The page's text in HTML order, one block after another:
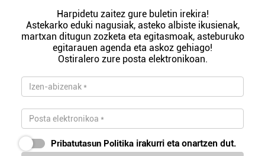
Harpidetu zaitez gure buletin irekira!
Astekarko eduki nagusiak, asteko albiste ikusienak,
martxan ditugun zozketa eta egitasmoak, asteburuko
egitarauen agenda eta askoz gehiago!
Ostiralero zure posta elektronikoan.
Pribatutasun Politika irakurri eta onartzen dut.